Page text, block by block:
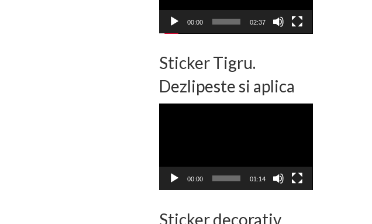
00:00 02:37
Sticker Tigru.
Dezlipeste si aplica
00:00 01:14
Sticker decorativ